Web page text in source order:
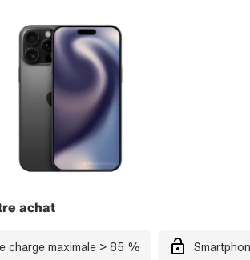
achat
charge maximale > 85 %